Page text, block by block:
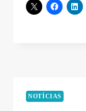
2019-
NOTÍCIAS